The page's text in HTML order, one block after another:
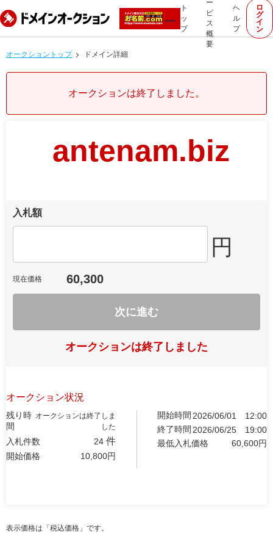
ト
ッ
プ
ー
ビ
ス
概
要
ヘ
ル
プ
ロ
グ
イ
ン
オークショントップ ドメイン詳細
オークションは終了しました。
antenam.biz
入札額
円
現在価格 60,300
次に進む
オークションは終了しました
オークション状況
残り時
間
オークションは終了しま
した
入札件数 24 件
開始価格 10,800円
開始時間 2026/06/01
12:00
終了時間 2026/06/25
19:00
最低入札価格
60,600円
表示価格は「税込価格」です。